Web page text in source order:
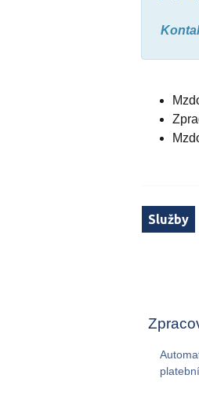
Služby